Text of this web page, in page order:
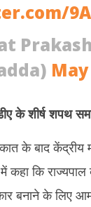
के शीर्ष शपथ
के बाद केंद्रीय
कहा कि
बनाने के लिए